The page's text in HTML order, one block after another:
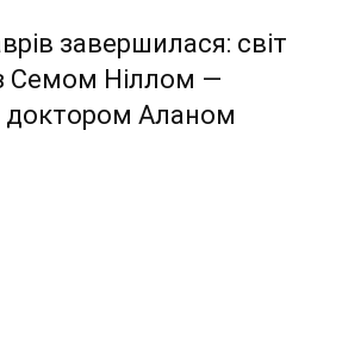
завершилася: світ
Семом Ніллом —
доктором Аланом